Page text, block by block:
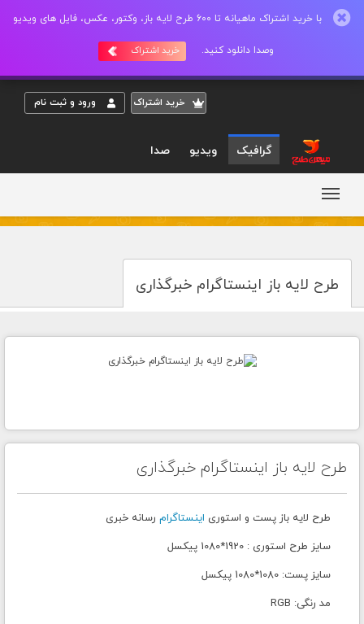
با خرید اشتراک ماهیانه تا 600 طرح لایه باز، وکتور، عکس، فایل های ویدیو
وصدا دانلود کنید. خرید اشتراک
خريد اشتراک ورود و ثبت نام
گرافیک ویدیو صدا
طرح لایه باز اینستاگرام خبرگذاری
طرح لایه باز اینستاگرام خبرگذاری
طرح لایه باز پست و استوری اینستاگرام رسانه خبری
سایز طرح استوری : 1920*1080 پیکسل
سایز پست: 1080*1080 پیکسل
مد رنگی: RGB